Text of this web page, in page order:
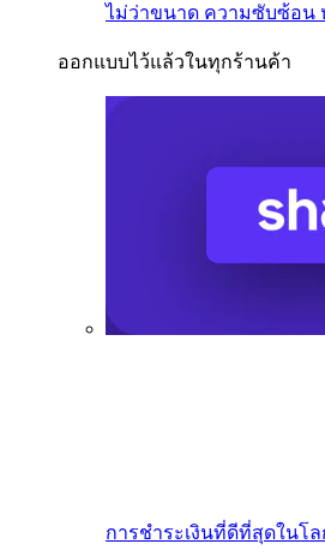
ไม่ว่าขนาด ความซับซ้อน
ออกแบบไว้แล้วในทุกร้านค้า
การชำระเงินที่ดีที่สุดในโล